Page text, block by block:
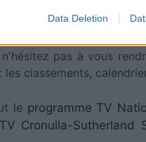
Data Deletion
Sharks Saint-
n'hésitez pas à vous
classements,
le programme TV
Cronulla-Sutherland